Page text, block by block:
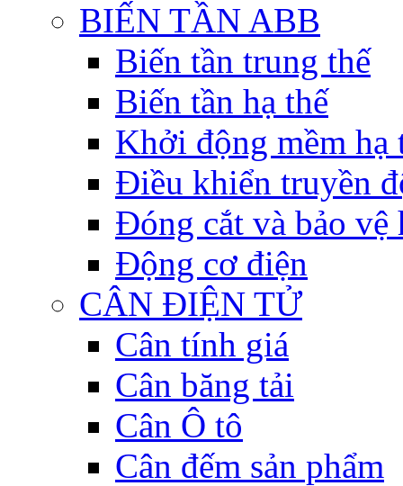
BIẾN TẦN ABB
Biến tần trung thế
Biến tần hạ thế
Khởi động mềm hạ
Điều khiển truyền
Đóng cắt và bảo vệ
Động cơ điện
CÂN ĐIỆN TỬ
Cân tính giá
Cân băng tải
Cân Ô tô
Cân đếm sản phẩm